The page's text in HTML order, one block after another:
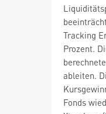
Tracking
Prozent.
ableiten.
Fonds